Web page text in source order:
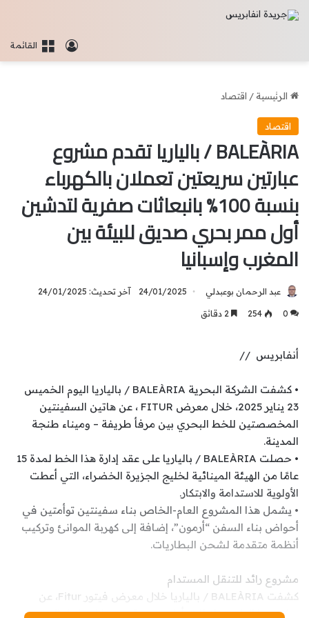
القائمةتسجيل
الرئيسية/ اقتصاد
اقتصاد
BALEÀRIA / بالياريا تقدم مشروع
عبارتين سريعتين تعملان بالكهرباء
بنسبة 100% بانبعاثات صفرية لتدشين
أول ممر بحري صديق للبيئة بين
المغرب وإسبانيا
عبد الرحمان بوعبدلي 24/01/2025 آخر تحديث: 24/01/2025
0
254
أنفابريس //
• كشفت الشركة البحرية BALEÀRIA / بالياريا اليوم الخميس
23 يناير 2025، خلال معرض FITUR ، عن هاتين السفينتين
المخصصتين للخط البحري بين مرفأ طريفة – وميناء طنجة
المدينة.
• حصلت BALEÀRIA / بالياريا على عقد إدارة هذا الخط لمدة 15
عامًا من الهيئة المينائية لخليج الجزيرة الخضراء، التي أعطت
الأولوية للاستدامة والابتكار.
• يشمل هذا المشروع العام-الخاص بناء سفينتين توأمتين في
أحواض بناء السفن “أرمون”، إضافة إلى كهربة الموانئ وتركيب
أنظمة متقدمة لشحن البطاريات.
مشروع رائد للتنقل المستدام
كشفت BALEÀRIA / بالياريا خلال معرض فيتور Fitur، عن
مشروعها الطموح لإطلاق أول ممر بيئي يربط إسبانيا بالمغرب،